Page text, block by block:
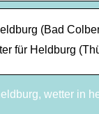
(Bad
für Heldburg
wetter in